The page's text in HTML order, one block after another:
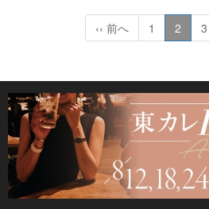
‹‹ 前へ 1 2 3